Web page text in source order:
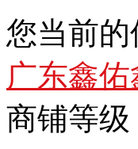
您当前的
广东鑫
商铺等级